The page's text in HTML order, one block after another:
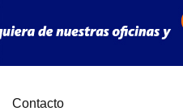
Contacto